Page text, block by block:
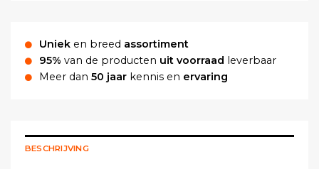
Uniek en breed assortiment
95% van de producten uit voorraad leverbaar
Meer dan 50 jaar kennis en ervaring
BESCHRIJVING